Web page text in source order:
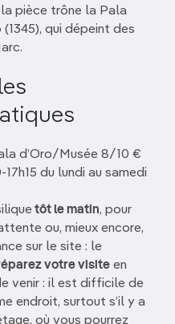
pièce trône la Pala
qui dépeint des
d’Oro/Musée 8/10 €
17h15 du lundi au samedi
tôt le matin, pour
ou, mieux encore,
sur le site : le
votre visite en
venir : il est difficile de
endroit, surtout s’il y a
où vous pourrez